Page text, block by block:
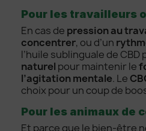
Pour les travailleurs
En cas de pression au
concentrer, ou d’un
l’huile sublinguale de
naturel pour maintenir le
l’agitation mentale. Le
choix pour un coup de
Pour les animaux de
Et parce que le bien-être